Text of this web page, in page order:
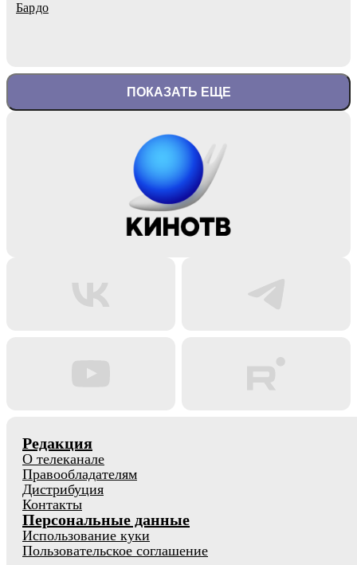
Бардо
ПОКАЗАТЬ ЕЩЕ
Редакция
О телеканале
Правообладателям
Дистрибуция
Контакты
Персональные данные
Использование куки
Пользовательское соглашение